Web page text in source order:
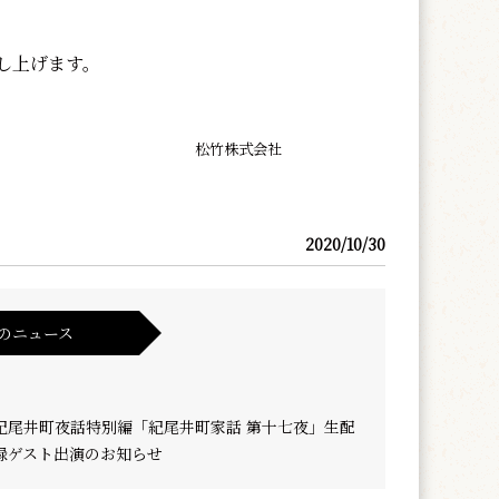
げます。
松竹株式会社
2020/10/30
ニュース
尾井町夜話特別編「紀尾井町家話 第十七夜」生配
ゲスト出演のお知らせ